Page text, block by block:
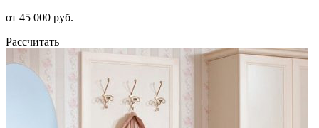
от 45 000 руб.
Рассчитать